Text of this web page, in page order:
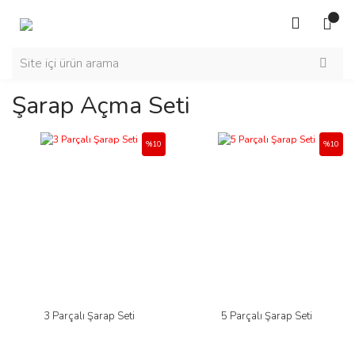
Şarap Açma Seti
3 Parçalı Şarap Seti
%10
5 Parçalı Şarap Seti
%10